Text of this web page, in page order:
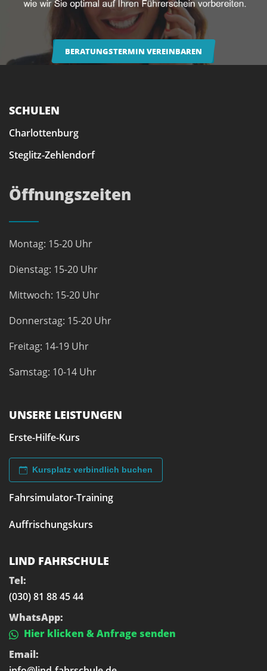
BERATUNGSTERMIN VEREINBAREN
SCHULEN
Charlottenburg
Steglitz-Zehlendorf
Öffnungszeiten
Montag: 15-20 Uhr
Dienstag: 15-20 Uhr
Mittwoch: 15-20 Uhr
Donnerstag: 15-20 Uhr
Freitag: 14-19 Uhr
Samstag: 10-14 Uhr
UNSERE LEISTUNGEN
Erste-Hilfe-Kurs
Kursplatz verbindlich buchen
Fahrsimulator-Training
Auffrischungskurs
LIND FAHRSCHULE
Tel:
(030) 81 88 45 44
WhatsApp:
Hier klicken & Anfrage senden
Email: